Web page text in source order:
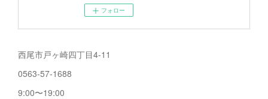
フォロー
西尾市戸ヶ崎四丁目4-11
0563-57-1688
9:00〜19:00